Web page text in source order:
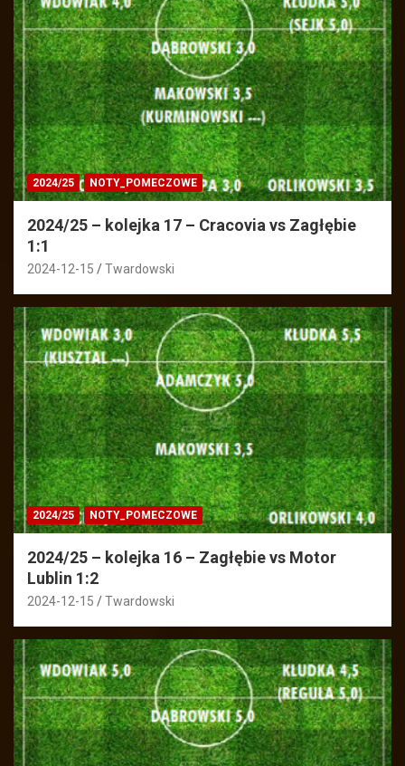
2024/25 NOTY_POMECZOWE
2024/25 – kolejka 17 – Cracovia vs Zagłębie
1:1
2024-12-15 Twardowski
2024/25 NOTY_POMECZOWE
2024/25 – kolejka 16 – Zagłębie vs Motor
Lublin 1:2
2024-12-15 Twardowski